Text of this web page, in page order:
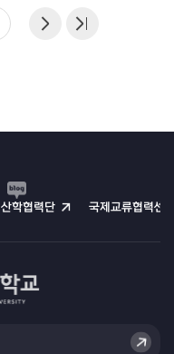
산학협력단 국제교류협력센